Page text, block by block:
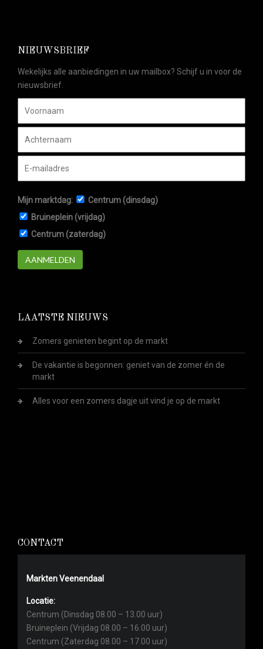
NIEUWSBRIEF
Wekelijks alle aanbiedingen in uw mailbox? Schijf u in voor de
nieuwsbrief.
Mijn marktdag:
Centrum (dinsdag)
Bruineplein (vrijdag)
Centrum (zaterdag)
AANMELDEN
LAATSTE NIEUWS
Zomers genieten begint op de markt
De vakantie is begonnen: geniet van de zomer én de
markt
Alles voor een zomers dagje uit vind je op de markt
CONTACT
Markten Veenendaal
Locatie:
Centrum (Dinsdag 08.00 – 13.00 uur)
Bruineplein (Vrijdag 08.00 – 16.00 uur)
Centrum (Zaterdag 08.00 – 17.00 uur)